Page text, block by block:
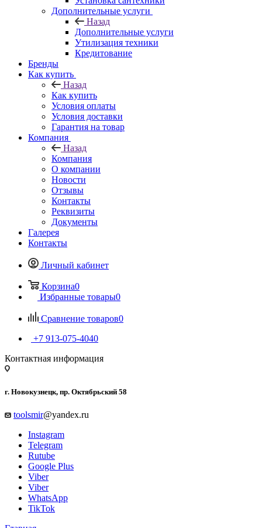
Дополнительные услуги
Назад
Дополнительные услуги
Утилизация техники
Кредитование
Бренды
Как купить
Назад
Как купить
Условия оплаты
Условия доставки
Гарантия на товар
Компания
Назад
Компания
О компании
Новости
Отзывы
Контакты
Реквизиты
Документы
Галерея
Контакты
Личный кабинет
Корзина0
Избранные товары0
Сравнение товаров0
+7 913-075-4040
Контактная информация
г. Новокузнецк, пр. Октябрьский 58
toolsmir@yandex.ru
Instagram
Telegram
Rutube
Google Plus
Viber
Viber
WhatsApp
TikTok